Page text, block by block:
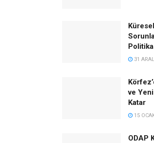
31
ve
Katar
15
ODAP